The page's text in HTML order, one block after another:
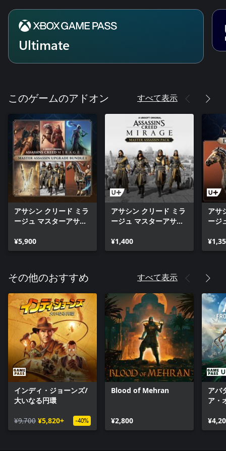
Ultimate
このゲームのアドオン すべて表示
アサシン クリード ミラ
ージュ マスターアサシ
ドル1
¥5,900
アサシン クリード ミラ
ージュ マスターアサシ
¥1,400
アサ
ージ
その他のおすすめ すべて表示
インディ・ジョーンズ/
大いなる円環
¥9,700 ¥5,820+ -40%
Blood of Mehran
¥2,800
アバ
ア・